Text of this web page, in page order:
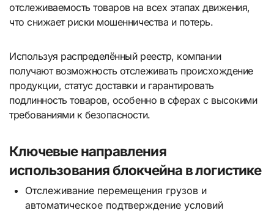
отслеживаемость товаров на всех этапах движения,
что снижает риски мошенничества и потерь.
Используя распределённый реестр, компании
получают возможность отслеживать происхождение
продукции, статус доставки и гарантировать
подлинность товаров, особенно в сферах с высокими
требованиями к безопасности.
Ключевые направления
использования блокчейна в логистике
Отслеживание перемещения грузов и
автоматическое подтверждение условий